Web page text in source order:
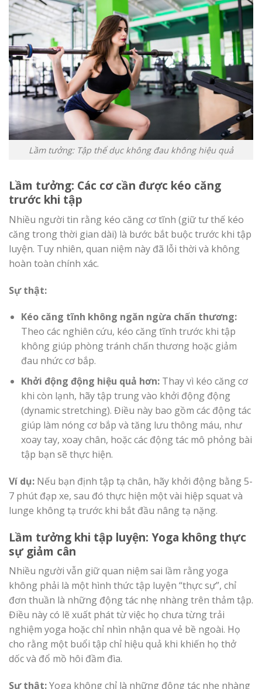
Lầm tưởng: Tập thể dục không đau không hiệu quả
Lầm tưởng: Các cơ cần được kéo căng
trước khi tập
Nhiều người tin rằng kéo căng cơ tĩnh (giữ tư thế kéo
căng trong thời gian dài) là bước bắt buộc trước khi tập
luyện. Tuy nhiên, quan niệm này đã lỗi thời và không
hoàn toàn chính xác.
Sự thật:
Kéo căng tĩnh không ngăn ngừa chấn thương:
Theo các nghiên cứu, kéo căng tĩnh trước khi tập
không giúp phòng tránh chấn thương hoặc giảm
đau nhức cơ bắp.
Khởi động động hiệu quả hơn:Thay vì kéo căng cơ
khi còn lạnh, hãy tập trung vào khởi động động
(dynamic stretching). Điều này bao gồm các động tác
giúp làm nóng cơ bắp và tăng lưu thông máu, như
xoay tay, xoay chân, hoặc các động tác mô phỏng bài
tập bạn sẽ thực hiện.
Ví dụ: Nếu bạn định tập tạ chân, hãy khởi động bằng 5-
7 phút đạp xe, sau đó thực hiện một vài hiệp squat và
lunge không tạ trước khi bắt đầu nâng tạ nặng.
Lầm tưởng khi tập luyện: Yoga không thực
sự giảm cân
Nhiều người vẫn giữ quan niệm sai lầm rằng yoga
không phải là một hình thức tập luyện “thực sự”, chỉ
đơn thuần là những động tác nhẹ nhàng trên thảm tập.
Điều này có lẽ xuất phát từ việc họ chưa từng trải
nghiệm yoga hoặc chỉ nhìn nhận qua vẻ bề ngoài. Họ
cho rằng một buổi tập chỉ hiệu quả khi khiến họ thở
dốc và đổ mồ hôi đầm đìa.
Sự thật:Yoga không chỉ là những động tác nhẹ nhàng